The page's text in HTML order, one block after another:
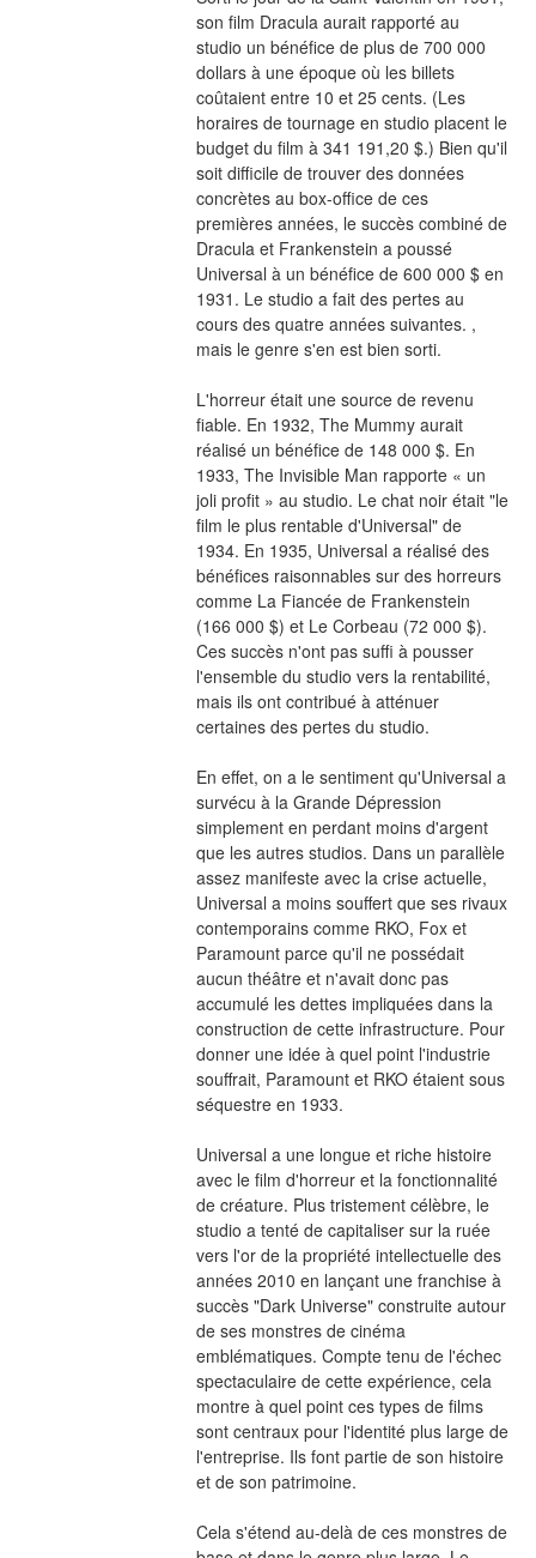
son film Dracula aurait rapporté au
studio un bénéfice de plus de 700 000
dollars à une époque où les billets
coûtaient entre 10 et 25 cents. (Les
horaires de tournage en studio placent le
budget du film à 341 191,20 $.) Bien qu'il
soit difficile de trouver des données
concrètes au box-office de ces
premières années, le succès combiné de
Dracula et Frankenstein a poussé
Universal à un bénéfice de 600 000 $ en
1931. Le studio a fait des pertes au
cours des quatre années suivantes. ,
mais le genre s'en est bien sorti.
L'horreur était une source de revenu
fiable. En 1932, The Mummy aurait
réalisé un bénéfice de 148 000 $. En
1933, The Invisible Man rapporte « un
joli profit » au studio. Le chat noir était "le
film le plus rentable d'Universal" de
1934. En 1935, Universal a réalisé des
bénéfices raisonnables sur des horreurs
comme La Fiancée de Frankenstein
(166 000 $) et Le Corbeau (72 000 $).
Ces succès n'ont pas suffi à pousser
l'ensemble du studio vers la rentabilité,
mais ils ont contribué à atténuer
certaines des pertes du studio.
En effet, on a le sentiment qu'Universal a
survécu à la Grande Dépression
simplement en perdant moins d'argent
que les autres studios. Dans un parallèle
assez manifeste avec la crise actuelle,
Universal a moins souffert que ses rivaux
contemporains comme RKO, Fox et
Paramount parce qu'il ne possédait
aucun théâtre et n'avait donc pas
accumulé les dettes impliquées dans la
construction de cette infrastructure. Pour
donner une idée à quel point l'industrie
souffrait, Paramount et RKO étaient sous
séquestre en 1933.
Universal a une longue et riche histoire
avec le film d'horreur et la fonctionnalité
de créature. Plus tristement célèbre, le
studio a tenté de capitaliser sur la ruée
vers l'or de la propriété intellectuelle des
années 2010 en lançant une franchise à
succès "Dark Universe" construite autour
de ses monstres de cinéma
emblématiques. Compte tenu de l'échec
spectaculaire de cette expérience, cela
montre à quel point ces types de films
sont centraux pour l'identité plus large de
l'entreprise. Ils font partie de son histoire
et de son patrimoine.
Cela s'étend au-delà de ces monstres de